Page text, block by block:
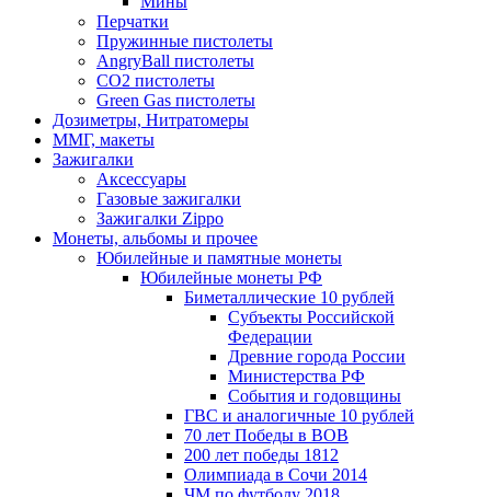
Перчатки
Пружинные пистолеты
AngryBall пистолеты
CO2 пистолеты
Green Gas пистолеты
Дозиметры, Нитратомеры
ММГ, макеты
Зажигалки
Аксессуары
Газовые зажигалки
Зажигалки Zippo
Монеты, альбомы и прочее
Юбилейные и памятные монеты
Юбилейные монеты РФ
Биметаллические 10 рублей
Субъекты Российской
Федерации
Древние города России
Министерства РФ
События и годовщины
ГВС и аналогичные 10 рублей
70 лет Победы в ВОВ
200 лет победы 1812
Олимпиада в Сочи 2014